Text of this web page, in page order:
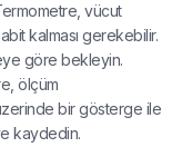
vücut
kalması gerekebilir.
göre bekleyin.
ölçüm
bir gösterge ile
kaydedin.